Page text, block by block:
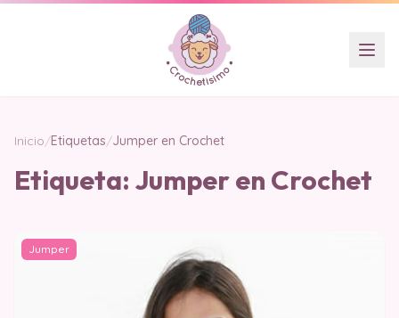
Inicio/Etiquetas/Jumper en Crochet
Etiqueta: Jumper en Crochet
Jumper